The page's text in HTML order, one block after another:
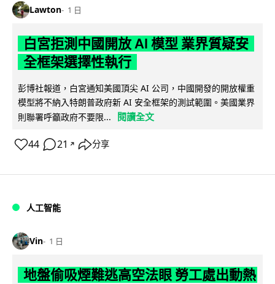
Lawton 1 日
白宮拒測中國開放 AI 模型 業界質疑安
全框架選擇性執行
彭博社報道，白宮通知美國頂尖 AI 公司，中國開發的開放權重
模型將不納入特朗普政府新 AI 安全框架的測試範圍。美國業界
則聯署呼籲政府不要限...
閱讀全文
44 21 ↗ 分享
人工智能
Vin 1 日
地盤偷吸煙難逃高空法眼 勞工處出動熱